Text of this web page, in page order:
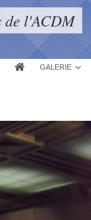
de l'ACDM
GALERIE